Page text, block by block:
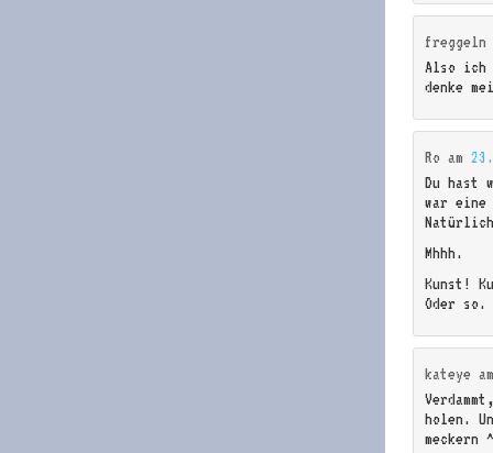
freggeln
Also ich
denke
Ro am
Du hast
war eine
Mhhh.
Kunst!
Oder so.
kateye
holen.
meckern